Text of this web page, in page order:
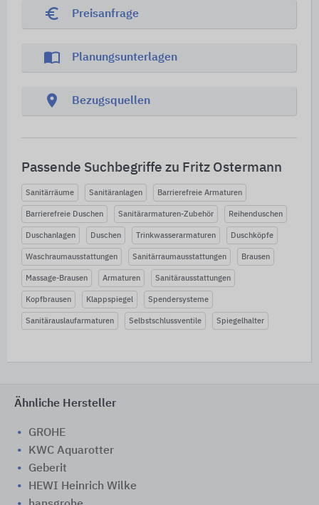
euro_symbol Preisanfrage
import_contacts Planungsunterlagen
location_on Bezugsquellen
Passende Suchbegriffe zu Fritz Ostermann
Sanitärräume Sanitäranlagen Barrierefreie Armaturen
Barrierefreie Duschen Sanitärarmaturen-Zubehör Reihenduschen
Duschanlagen Duschen Trinkwasserarmaturen Duschköpfe
Waschraumausstattungen Sanitärraumausstattungen Brausen
Massage-Brausen Armaturen Sanitärausstattungen
Kopfbrausen Klappspiegel Spendersysteme
Sanitärauslaufarmaturen Selbstschlussventile Spiegelhalter
Ähnliche Hersteller
GROHE
KWC Aquarotter
Geberit
HEWI Heinrich Wilke